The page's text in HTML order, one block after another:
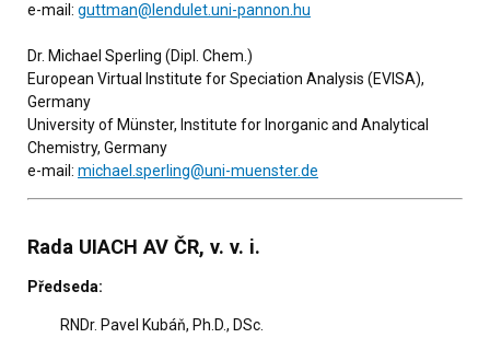
e-mail: guttman@lendulet.uni-pannon.hu
Dr. Michael Sperling (Dipl. Chem.)
European Virtual Institute for Speciation Analysis (EVISA),
Germany
University of Münster, Institute for Inorganic and Analytical
Chemistry, Germany
e-mail: michael.sperling@uni-muenster.de
Rada UIACH AV ČR, v. v. i.
Předseda:
RNDr. Pavel Kubáň, Ph.D., DSc.